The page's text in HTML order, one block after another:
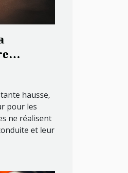
hausse,
pour les
ne réalisent
et leur